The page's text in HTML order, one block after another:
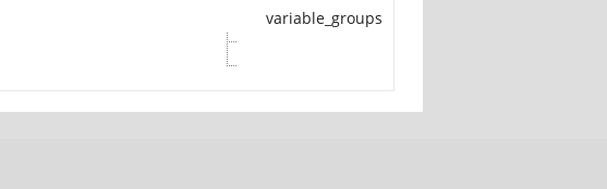
variable_groups